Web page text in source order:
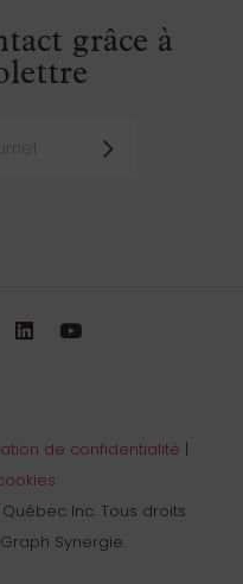
grâce à
de confidentialité |
Inc. Tous droits
Synergie.